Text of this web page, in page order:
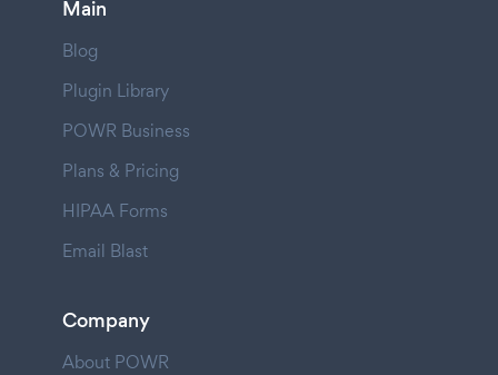
Main
Blog
Plugin Library
POWR Business
Plans & Pricing
HIPAA Forms
Email Blast
Company
About POWR